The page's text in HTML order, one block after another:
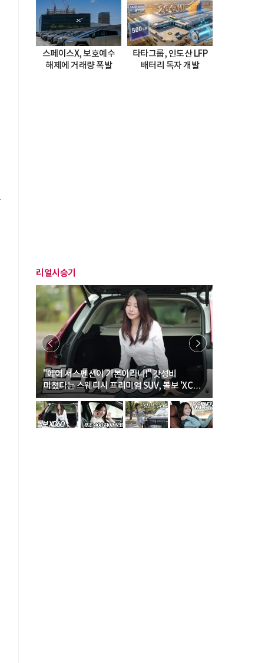
스페이스X, 보호예수
해제에 거래량 폭발
타타그룹, 인도산 LFP
배터리 독자 개발
리얼시승기
"에어 서스펜션이 기본이라니!" 갓성비
미쳤다는 스웨디시 프리미엄 SUV, 볼보 'XC60
B5 울트라'